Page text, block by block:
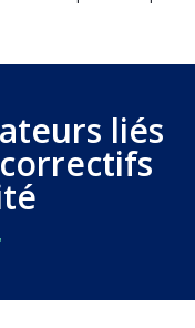
liés